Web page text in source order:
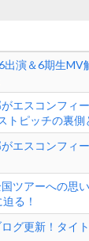
出演＆6期生
がエスコンフィ
ピッチの裏側
がエスコンフ
国ツアーへの思
る！
グ更新！タイ